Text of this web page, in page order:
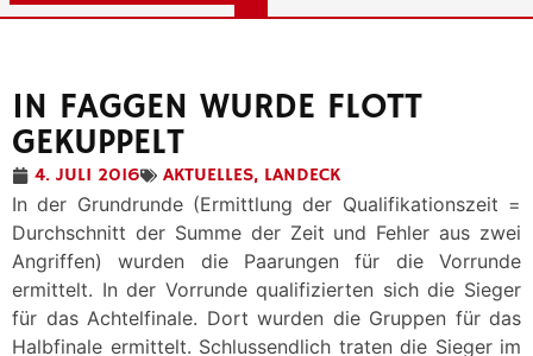
IN FAGGEN WURDE FLOTT
GEKUPPELT
4. JULI 2016 AKTUELLES, LANDECK
In der Grundrunde (Ermittlung der Qualifikationszeit =
Durchschnitt der Summe der Zeit und Fehler aus zwei
Angriffen) wurden die Paarungen für die Vorrunde
ermittelt. In der Vorrunde qualifizierten sich die Sieger
für das Achtelfinale. Dort wurden die Gruppen für das
Halbfinale ermittelt. Schlussendlich traten die Sieger im